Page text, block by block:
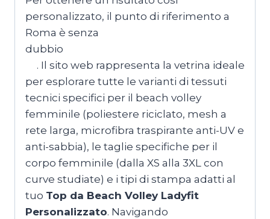
personalizzato, il punto di riferimento a
Roma è senza
dubbio
. Il sito web rappresenta la vetrina ideale
per esplorare tutte le varianti di tessuti
tecnici specifici per il beach volley
femminile (poliestere riciclato, mesh a
rete larga, microfibra traspirante anti-UV e
anti-sabbia), le taglie specifiche per il
corpo femminile (dalla XS alla 3XL con
curve studiate) e i tipi di stampa adatti al
tuo Top da Beach Volley Ladyfit
Personalizzato. Navigando